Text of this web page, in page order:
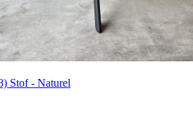
Stof - Naturel